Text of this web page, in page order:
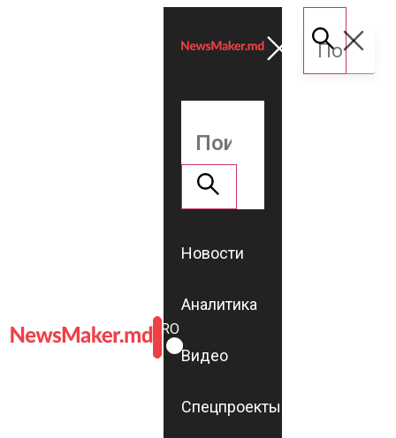
ROMÂNĂ
RU
Новости
Аналитика
Видео
Спецпроекты